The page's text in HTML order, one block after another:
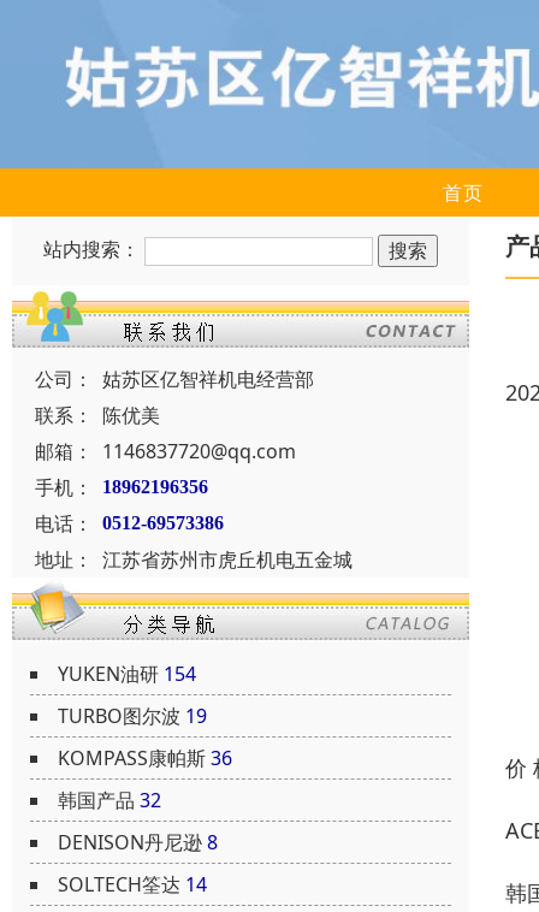
首页
站内搜索：
公司：
姑苏区亿智祥机电经营部
联系：
陈优美
邮箱：
1146837720@qq.com
手机：
18962196356
电话： 0512-69573386
地址： 江苏省苏州市虎丘机电五金城
YUKEN油研 154
TURBO图尔波 19
KOMPASS康帕斯36
韩国产品 32
DENISON丹尼逊8
SOLTECH筌达 14
产
价
韩